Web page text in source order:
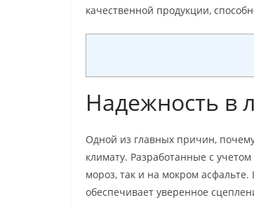
качественной продукции,
Надежность в
Одной из главных причин,
климату. Разработанные с
мороз, так и на мокром
обеспечивает уверенное